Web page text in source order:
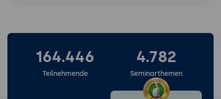
164.446
Teilnehmende
4.782
Seminarthemen